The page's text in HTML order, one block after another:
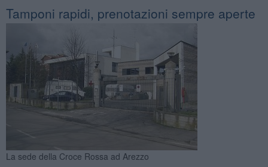
Tamponi rapidi, prenotazioni sempre aperte
La sede della Croce Rossa ad Arezzo